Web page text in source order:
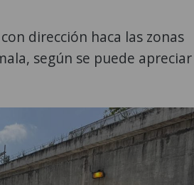
dirección haca las zonas
según se puede apreciar